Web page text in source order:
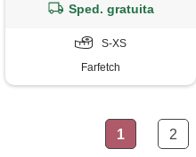
Sped. gratuita
S-XS
Farfetch
1 2